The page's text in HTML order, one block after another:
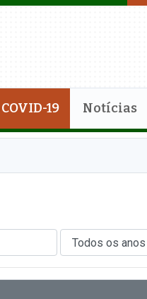
COVID-19 Notícias